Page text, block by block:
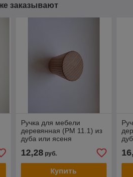
заказывают
Ручка для мебели
деревянная (РМ 11.1) из
дуба или ясеня
30*30*22.Шлифованные
под покрытие.
12,28руб.
Купить